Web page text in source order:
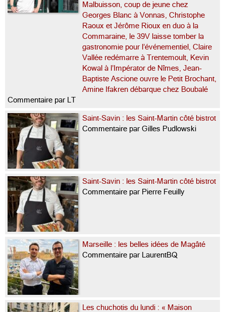
Malbuisson, coup de jeune chez
Georges Blanc à Vonnas, Christophe
Raoux et Jérôme Rioux en duo à la
Commaraine, le 39V laisse tomber la
gastronomie pour l’événementiel, Claire
Vallée redémarre à Trentemoult, Kevin
Kowal à l’Impérator de Nîmes, Jean-
Baptiste Ascione ouvre le Petit Brochant,
Amine Ifakren débarque chez Boubalé
Commentaire par LT
Saint-Savin : les Saint-Martin côté bistrot
Commentaire par Gilles Pudlowski
Saint-Savin : les Saint-Martin côté bistrot
Commentaire par Pierre Feuilly
Marseille : les belles idées de Magâté
Commentaire par LaurentBQ
Les chuchotis du lundi : « Maison